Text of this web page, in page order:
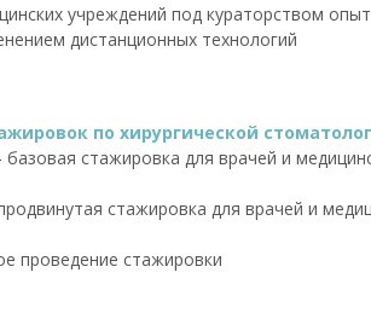
учреждений под кураторством
дистанционных технологий
по хирургической
базовая стажировка для врачей и
стажировка для врачей и
проведение стажировки